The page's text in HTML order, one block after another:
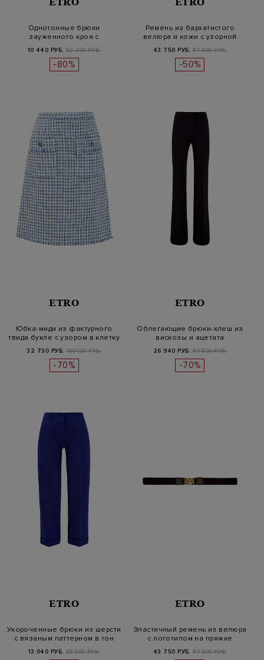
Однотонные брюки
зауженного кроя с
прорезными карманам…
10 440 РУБ. 52 200 РУБ.
-80%
Ремень из бархатистого
велюра и кожи с узорной
пряжкой
43 750 РУБ. 87 500 РУБ.
-50%
ETRO
Юбка-миди из фактурного
твида букле с узором в клетку
32 730 РУБ. 109 100 РУБ.
-70%
ETRO
Облегающие брюки-клеш из
вискозы и ацетата
26 940 РУБ. 89 800 РУБ.
-70%
ETRO
Укороченные брюки из шерсти
с вязаным паттерном в тон
13 040 РУБ. 65 200 РУБ.
ETRO
Эластичный ремень из велюра
с логотипом на пряжке
43 750 РУБ. 87 500 РУБ.